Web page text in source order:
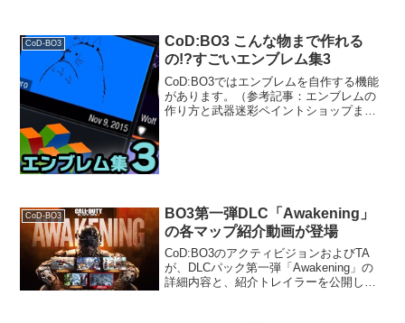
CoD-BO3
CoD:BO3 こんな物まで作れる
の!?すごいエンブレム集3
CoD:BO3ではエンブレムを自作する機能
があります。（参考記事：エンブレムの
作り方と武器迷彩ペイントショップまと
CoD-BO3
BO3第一弾DLC「Awakening」
の各マップ紹介動画が登場
CoD:BO3のアクティビジョンおよびTA
が、DLCパック第一弾「Awakening」の
詳細内容と、紹介トレイラーを公開しま